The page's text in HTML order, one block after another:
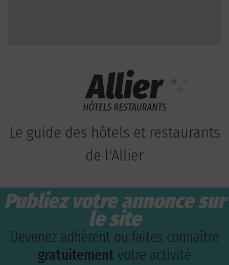
Le guide des hôtels et restaurants
de l'Allier
Publiez votre annonce sur
le site
Devenez adhérent ou faites connaître
gratuitement votre activité